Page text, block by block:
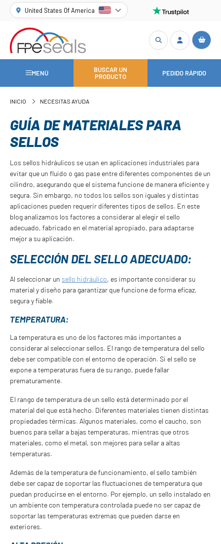
United States Of America
MENÚ
BUSCAR UN
PRODUCTO
PEDIDO RÁPIDO
INICIO NECESITAS AYUDA
GUÍA DE MATERIALES PARA
SELLOS
Los sellos hidráulicos se usan en aplicaciones industriales para
evitar que un fluido o gas pase entre diferentes componentes de un
cilindro, asegurando que el sistema funcione de manera eficiente y
segura. Sin embargo, no todos los sellos son iguales y distintas
aplicaciones pueden requerir diferentes tipos de sellos. En este
blog analizamos los factores a considerar al elegir el sello
adecuado, fabricado en el material apropiado, para adaptarse
mejor a su aplicación.
SELECCIÓN DEL SELLO ADECUADO:
Al seleccionar un sello hidráulico, es importante considerar su
material y diseño para garantizar que funcione de forma eficaz,
segura y fiable.
TEMPERATURA:
La temperatura es uno de los factores más importantes a
considerar al seleccionar sellos. El rango de temperatura del sello
debe ser compatible con el entorno de operación. Si el sello se
expone a temperaturas fuera de su rango, puede fallar
prematuramente.
El rango de temperatura de un sello está determinado por el
material del que está hecho. Diferentes materiales tienen distintas
propiedades térmicas. Algunos materiales, como el caucho, son
buenos para sellar a bajas temperaturas, mientras que otros
materiales, como el metal, son mejores para sellar a altas
temperaturas.
Además de la temperatura de funcionamiento, el sello también
debe ser capaz de soportar las fluctuaciones de temperatura que
puedan producirse en el entorno. Por ejemplo, un sello instalado en
un ambiente con temperatura controlada puede no ser capaz de
soportar las temperaturas extremas que pueden darse en
exteriores.